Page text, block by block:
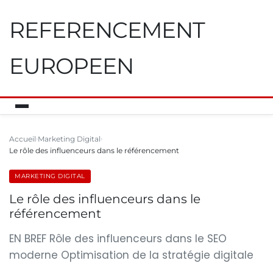
REFERENCEMENT
EUROPEEN
Accueil Marketing Digital
Le rôle des influenceurs dans le référencement
MARKETING DIGITAL
Le rôle des influenceurs dans le
référencement
EN BREF Rôle des influenceurs dans le SEO
moderne Optimisation de la stratégie digitale